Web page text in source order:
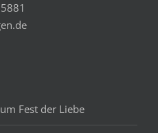
Fest der Liebe